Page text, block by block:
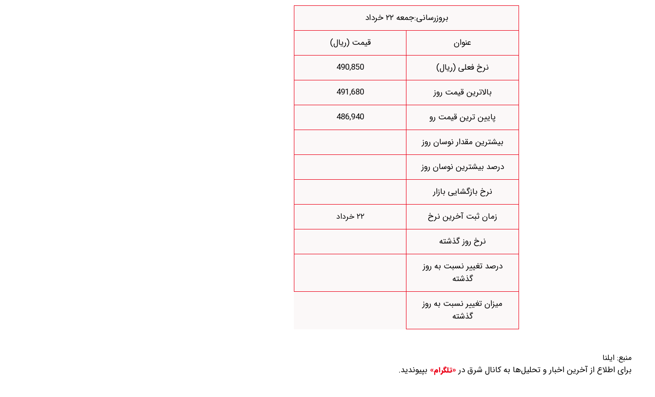
بروزرسانی:جمعه ۲۲ خرداد
عنوان
قیمت (ریال)
نرخ فعلی (ریال)
490,850
بالاترین قیمت روز
491,680
پایین ترین قیمت رو
486,940
بیشترین مقدار نوسان روز
درصد بیشترین نوسان روز
نرخ بازگشایی بازار
زمان ثبت آخرین نرخ
۲۲ خرداد
نرخ روز گذشته
درصد تغییر نسبت به روز
گذشته
میزان تغییر نسبت به روز
گذشته
منبع: ایلنا
برای اطلاع از آخرین اخبار و تحلیل‌ها به کانال شرق در «تلگرام» بپیوندید.